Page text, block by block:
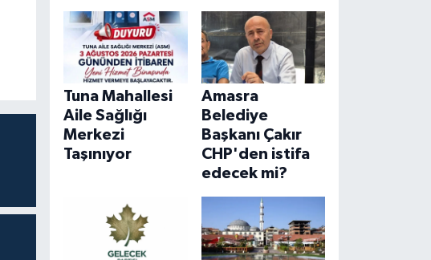
Tuna Mahallesi
Aile Sağlığı
Merkezi
Taşınıyor
Amasra
Belediye
Başkanı Çakır
CHP'den istifa
edecek mi?